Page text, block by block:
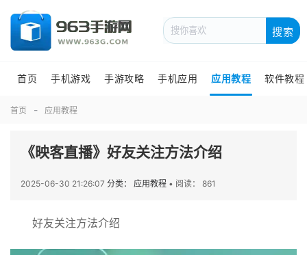
搜索
首页 手机游戏 手游攻略 手机应用 应用教程 软件教程
首页 应用教程
《映客直播》好友关注方法介绍
2025-06-30 21:26:07 分类： 应用教程 • 阅读： 861
好友关注方法介绍